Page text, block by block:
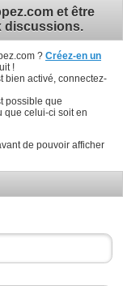
et être
discussions.
? Créez-en un
!
bien activé, connectez-
possible que
que celui-ci soit en
de pouvoir afficher